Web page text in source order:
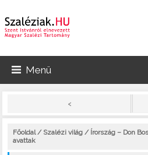
Menü
<
Főoldal/ Szalézi világ / Írország – Don
avattak